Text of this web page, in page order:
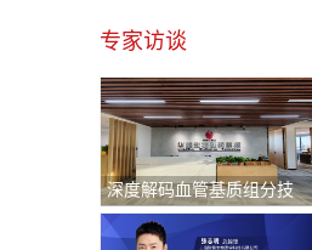
专家访谈
深度解码血管基质组分技
术：重塑退行性骨关节炎治
疗新格局与医疗出海中东新